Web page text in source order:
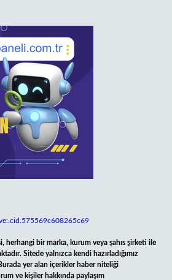
herhangi bir marka, kurum veya şahıs şirketi ile
Sitede yalnızca kendi hazırladığımız
yer alan içerikler haber niteliği
ve kişiler hakkında paylaşım